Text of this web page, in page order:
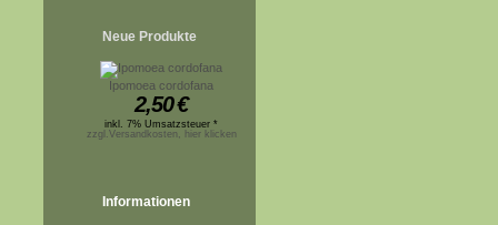
Neue Produkte
Ipomoea cordofana
2,50€
inkl. 7% Umsatzsteuer *
zzgl.Versandkosten, hier klicken
Informationen